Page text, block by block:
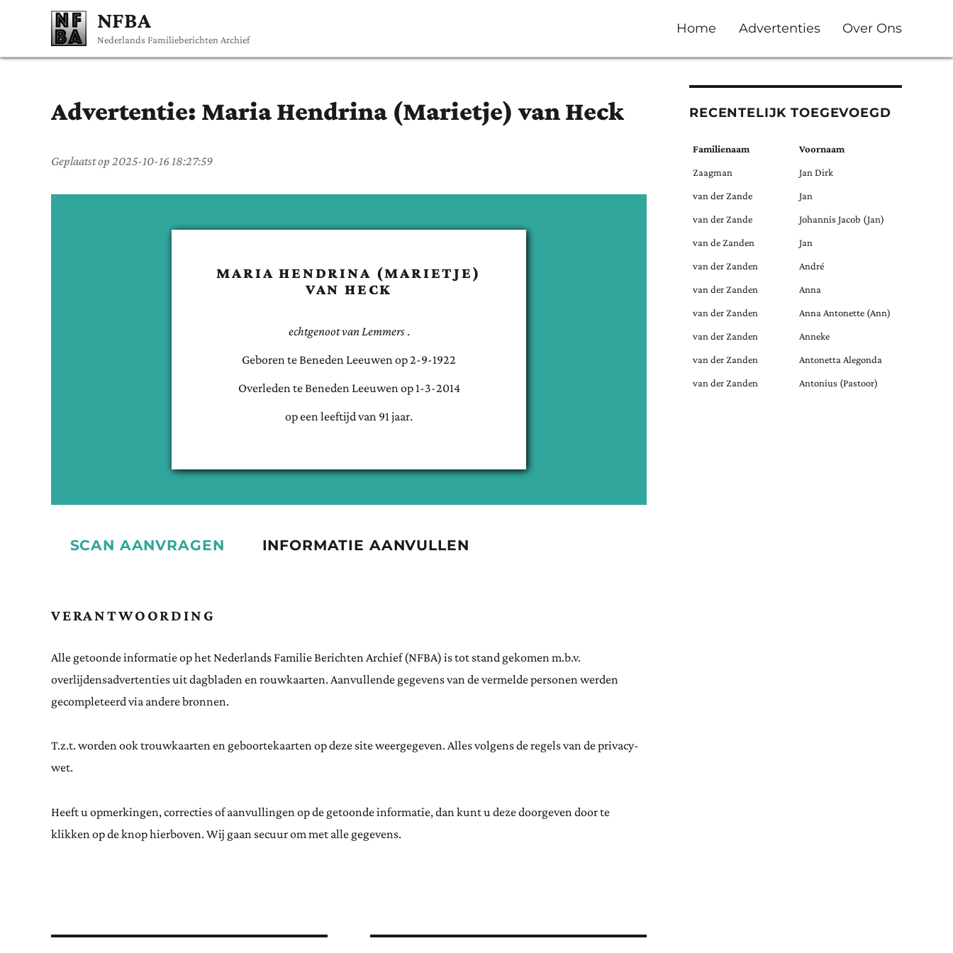
NFBA
Nederlands Familieberichten Archief
Home Advertenties Over Ons
Advertentie: Maria Hendrina (Marietje) van Heck
Geplaatst op 2025-10-16 18:27:59
MARIA HENDRINA (MARIETJE)
VAN HECK
echtgenoot van Lemmers .
Geboren te Beneden Leeuwen op2-9-1922
Overleden te Beneden Leeuwen op 1-3-2014
op een leeftijd van 91 jaar.
SCAN AANVRAGEN INFORMATIE AANVULLEN
VERANTWOORDING
Alle getoonde informatie op het Nederlands Familie Berichten Archief (NFBA) is tot stand gekomen m.b.v.
overlijdensadvertenties uit dagbladen en rouwkaarten. Aanvullende gegevens van de vermelde personen werden
gecompleteerd via andere bronnen.
T.z.t. worden ook trouwkaarten en geboortekaarten op deze site weergegeven. Alles volgens de regels van de privacy-
wet.
Heeft u opmerkingen, correcties of aanvullingen op de getoonde informatie, dan kunt u deze doorgeven door te
klikken op de knop hierboven. Wij gaan secuur om met alle gegevens.
RECENTELIJK TOEGEVOEGD
Familienaam Voornaam
Zaagman Jan Dirk
van der Zande Jan
van der Zande Johannis Jacob (Jan)
van de Zanden Jan
van der Zanden André
van der Zanden Anna
van der Zanden Anna Antonette (Ann)
van der Zanden Anneke
van der Zanden Antonetta Alegonda
van der Zanden Antonius (Pastoor)